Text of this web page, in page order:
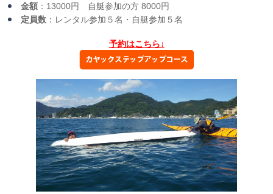
金額 ：13000円 自艇参加の方 8000円
定員数 ：レンタル参加５名・自艇参加５名
予約はこちら↓